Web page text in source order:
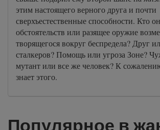
этим настоящего верного друга и почти
сверхъестественные способности. Кто
обстоятельств или разящее оружие
творящегося вокруг беспредела? Друг
сталкеров? Помощь или угроза Зоне?
мутант или все же человек? К
знает этого.
Популярное в